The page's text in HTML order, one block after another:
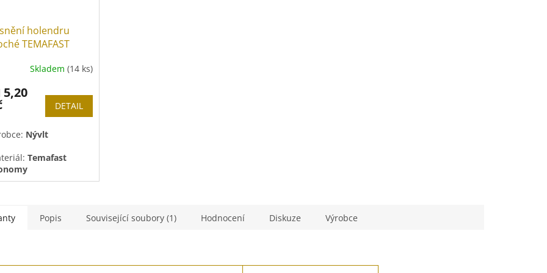
holendru
TEMAFAST
Skladem(14 ks)
5,20
DETAIL
Nývlt
Temafast
tlak:
40 bar
Popis Související soubory (1) Hodnocení Diskuze Výrobce